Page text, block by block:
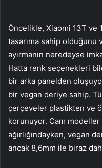
Öncelikle, Xiaomi 13T ve
tasarıma sahip olduğunu
ayırmanın neredeyse
Hatta renk seçenekleri
bir arka panelden
bir vegan deriye sahip.
çerçeveler plastikten ve
korunuyor. Cam modeller
ağırlığındayken, vegan
ancak 8,6mm ile biraz